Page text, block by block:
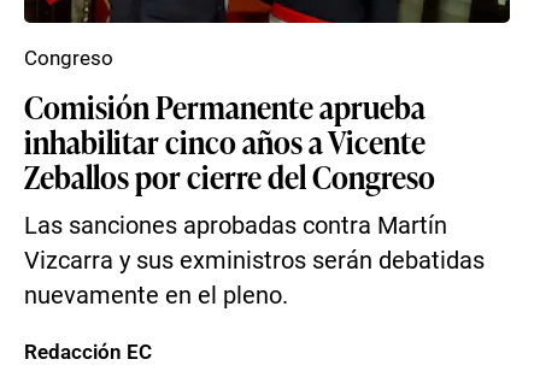
Comisión Permanente aprueba
inhabilitar cinco años a Vicente
Zeballos por cierre del Congreso
Las sanciones aprobadas contra Martín
Vizcarra y sus exministros serán debatidas
nuevamente en el pleno.
Congreso
Redacción EC